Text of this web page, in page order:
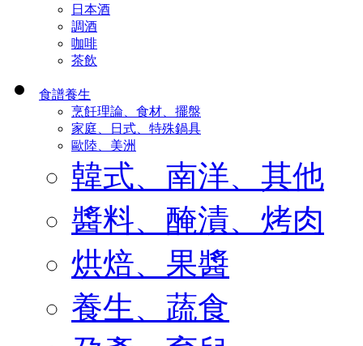
日本酒
調酒
咖啡
茶飲
食譜養生
烹飪理論、食材、擺盤
家庭、日式、特殊鍋具
歐陸、美洲
韓式、南洋、其他
醬料、醃漬、烤肉
烘焙、果醬
養生、蔬食